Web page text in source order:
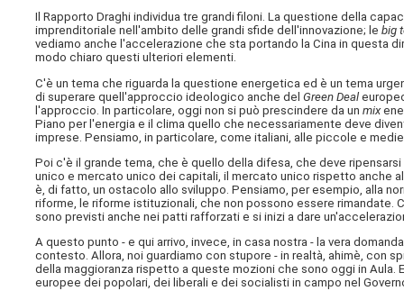
Il Rapporto Draghi individua tre grandi filoni. La questione della
imprenditoriale nell'ambito delle grandi sfide dell'innovazione; lebig
vediamo anche l'accelerazione che sta portando la Cina in questa
modo chiaro questi ulteriori elementi.
C'è un tema che riguarda la questione energetica ed è un tema
di superare quell'approccio ideologico anche delGreen Deal
l'approccio. In particolare, oggi non si può prescindere da unmix
Piano per l'energia e il clima quello che necessariamente deve
imprese. Pensiamo, in particolare, come italiani, alle piccole e
Poi c'è il grande tema, che è quello della difesa, che deve
unico e mercato unico dei capitali, il mercato unico rispetto anche
è, di fatto, un ostacolo allo sviluppo. Pensiamo, per esempio, alla
riforme, le riforme istituzionali, che non possono essere rimandate.
sono previsti anche nei patti rafforzati e si inizi a dare
A questo punto - e qui arrivo, invece, in casa nostra - la vera
contesto. Allora, noi guardiamo con stupore - in realtà, ahimè, con
della maggioranza rispetto a queste mozioni che sono oggi in
europee dei popolari, dei liberali e dei socialisti in campo nel